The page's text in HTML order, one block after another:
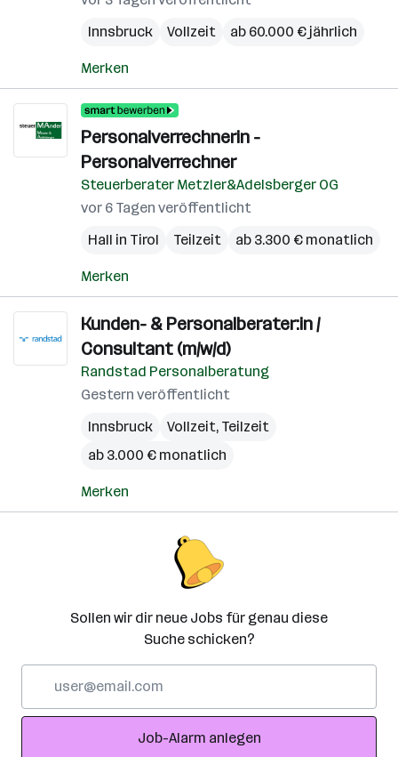
Innsbruck
Vollzeit ab 60.000 € jährlich
Merken
Personalverrechnerin -
Personalverrechner
Steuerberater Metzler&Adelsberger OG
vor 6 Tagen veröffentlicht
Hall in Tirol
Teilzeit ab 3.300 € monatlich
Merken
Kunden- & Personalberater:in /
Consultant (m/w/d)
Randstad Personalberatung
Gestern veröffentlicht
Innsbruck
Vollzeit, Teilzeit
ab 3.000 € monatlich
Merken
Sollen wir dir neue Jobs für genau diese
Suche schicken?
Adresse
Job-Alarm anlegen